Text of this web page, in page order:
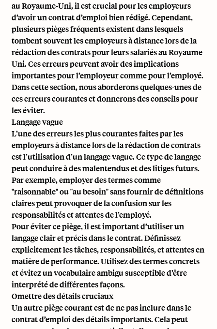
au Royaume-Uni, il est crucial pour les employeurs
d’avoir un contrat d’emploi bien rédigé. Cependant,
plusieurs pièges fréquents existent dans lesquels
tombent souvent les employeurs à distance lors de la
rédaction des contrats pour leurs salariés au Royaume-
Uni. Ces erreurs peuvent avoir des implications
importantes pour l’employeur comme pour l’employé.
Dans cette section, nous aborderons quelques-unes de
ces erreurs courantes et donnerons des conseils pour
les éviter.
Langage vague
L’une des erreurs les plus courantes faites par les
employeurs à distance lors de la rédaction de contrats
est l’utilisation d’un langage vague. Ce type de langage
peut conduire à des malentendus et des litiges futurs.
Par exemple, employer des termes comme
"raisonnable" ou "au besoin" sans fournir de définitions
claires peut provoquer de la confusion sur les
responsabilités et attentes de l’employé.
Pour éviter ce piège, il est important d’utiliser un
langage clair et précis dans le contrat. Définissez
explicitement les tâches, responsabilités, et attentes en
matière de performance. Utilisez des termes concrets
et évitez un vocabulaire ambigu susceptible d’être
interprété de différentes façons.
Omettre des détails cruciaux
Un autre piège courant est de ne pas inclure dans le
contrat d’emploi des détails importants. Cela peut